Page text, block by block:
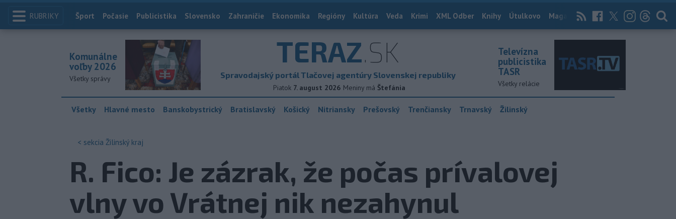
RUBRIKY Index
Šport Počasie Publicistika Slovensko Zahraničie Ekonomika Regióny Kultúra Veda Krimi XML Odber Knihy Útulkovo Magazín News Now Archív
TERAZ.SK
Spravodajský portál Tlačovej agentúry Slovenskej republiky
Piatok 7. august 2026 Meniny má Štefánia
Komunálne
voľby 2026
Všetky správy
Televízna
publicistika
TASR
Všetky relácie
Všetky Hlavné mesto Banskobystrický Bratislavský Košický Nitriansky Prešovský Trenčiansky Trnavský Žilinský
< sekcia Žilinský kraj
R. Fico: Je zázrak, že počas prívalovej
vlny vo Vrátnej nik nezahynul